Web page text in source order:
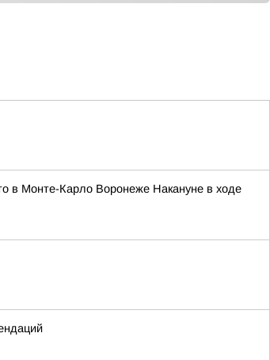
в Монте-Карло Воронеже Накануне в ходе